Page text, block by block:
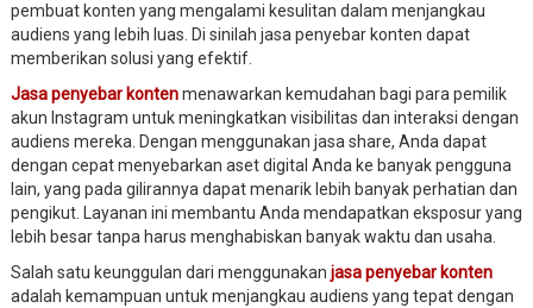
pembuat konten yang mengalami kesulitan dalam menjangkau
audiens yang lebih luas. Di sinilah jasa penyebar konten dapat
memberikan solusi yang efektif.
Jasa penyebar kontenmenawarkan kemudahan bagi para pemilik
akun Instagram untuk meningkatkan visibilitas dan interaksi dengan
audiens mereka. Dengan menggunakan jasa share, Anda dapat
dengan cepat menyebarkan aset digital Anda ke banyak pengguna
lain, yang pada gilirannya dapat menarik lebih banyak perhatian dan
pengikut. Layanan ini membantu Anda mendapatkan eksposur yang
lebih besar tanpa harus menghabiskan banyak waktu dan usaha.
Salah satu keunggulan dari menggunakan jasa penyebar konten
adalah kemampuan untuk menjangkau audiens yang tepat dengan